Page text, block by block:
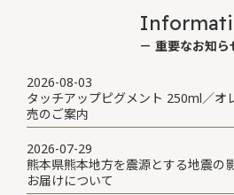
－ 重要なお知ら
2026-08-03
タッチアップピグメント 250ml／
売のご案内
2026-07-29
熊本県熊本地方を震源とする地震の
お届けについて